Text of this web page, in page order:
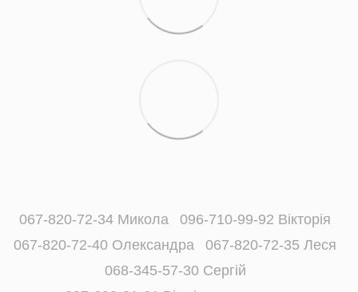
067-820-72-34 Микола
096-710-99-92 Вікторія
067-820-72-40 Олександра
067-820-72-35 Леся
068-345-57-30 Сергій